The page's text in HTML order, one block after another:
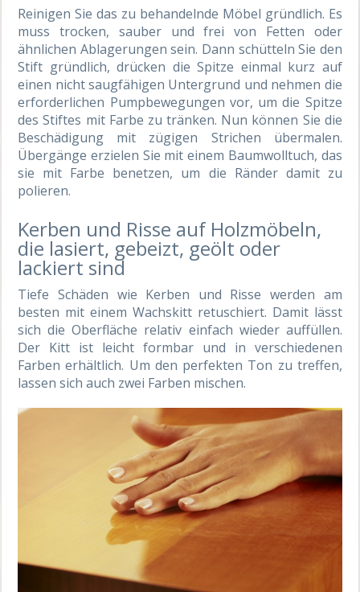
Reinigen Sie das zu behandelnde Möbel gründlich. Es
muss trocken, sauber und frei von Fetten oder
ähnlichen Ablagerungen sein. Dann schütteln Sie den
Stift gründlich, drücken die Spitze einmal kurz auf
einen nicht saugfähigen Untergrund und nehmen die
erforderlichen Pumpbewegungen vor, um die Spitze
des Stiftes mit Farbe zu tränken. Nun können Sie die
Beschädigung mit zügigen Strichen übermalen.
Übergänge erzielen Sie mit einem Baumwolltuch, das
sie mit Farbe benetzen, um die Ränder damit zu
polieren.
Kerben und Risse auf Holzmöbeln,
die lasiert, gebeizt, geölt oder
lackiert sind
Tiefe Schäden wie Kerben und Risse werden am
besten mit einem Wachskitt retuschiert. Damit lässt
sich die Oberfläche relativ einfach wieder auffüllen.
Der Kitt ist leicht formbar und in verschiedenen
Farben erhältlich. Um den perfekten Ton zu treffen,
lassen sich auch zwei Farben mischen.